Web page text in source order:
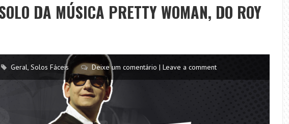
DA MÚSICA PRETTY WOMAN, DO ROY
Geral, Solos Fáceis Deixe um comentário | Leave a comment